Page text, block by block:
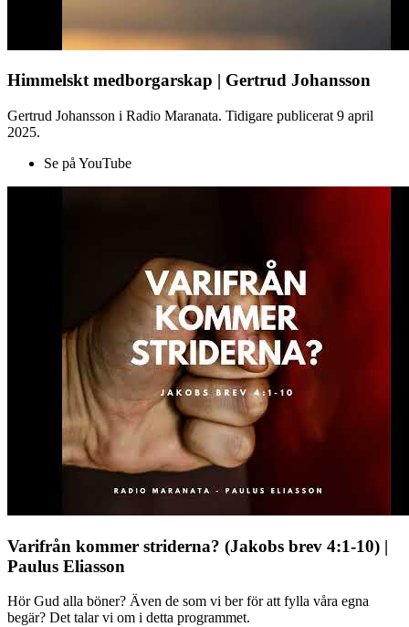
Himmelskt medborgarskap | Gertrud Johansson
Gertrud Johansson i Radio Maranata. Tidigare publicerat 9 april
2025.
Se på YouTube
Varifrån kommer striderna? (Jakobs brev 4:1-10) |
Paulus Eliasson
Hör Gud alla böner? Även de som vi ber för att fylla våra egna
begär? Det talar vi om i detta programmet.